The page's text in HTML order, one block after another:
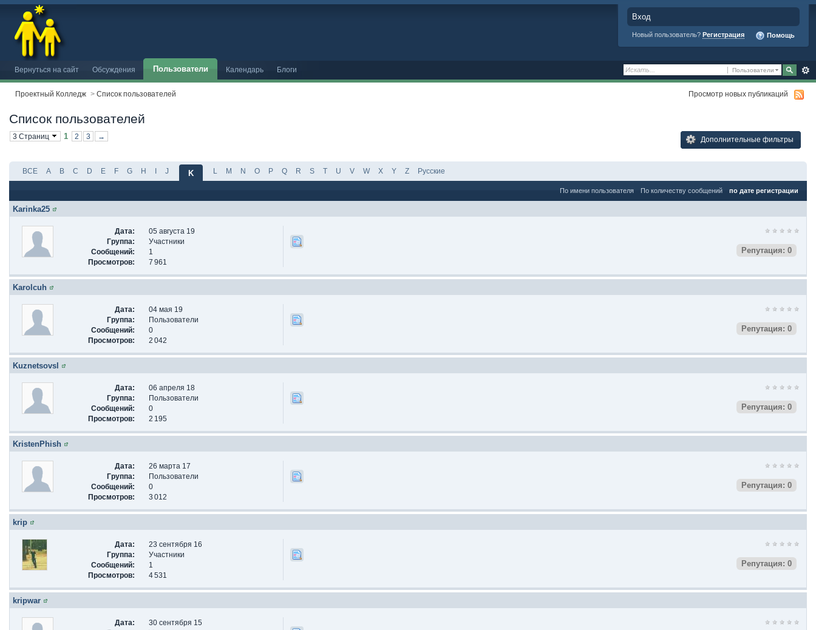
Вход
Новый пользователь? Регистрация Помощь
Пользователи
Вернуться на сайт Обсуждения Пользователи Календарь Блоги
Проектный Колледж > Список пользователей Просмотр новых публикаций
Список пользователей
3 Страниц 1 2 3 → Дополнительные фильтры
ВСЕ A B C D E F G H I J K L M N O P Q R S T U V W X Y Z Русские
По имени пользователя По количеству сообщений по дате регистрации
Karinka25
Дата:
05 августа 19
Группа:
Участники
Сообщений:
1
Просмотров:
7 961
Репутация: 0
Karolcuh
Дата:
04 мая 19
Группа:
Пользователи
Сообщений:
0
Просмотров:
2 042
Репутация: 0
Kuznetsovsl
Дата:
06 апреля 18
Группа:
Пользователи
Сообщений:
0
Просмотров:
2 195
Репутация: 0
KristenPhish
Дата:
26 марта 17
Группа:
Пользователи
Сообщений:
0
Просмотров:
3 012
Репутация: 0
krip
Дата:
23 сентября 16
Группа:
Участники
Сообщений:
1
Просмотров:
4 531
Репутация: 0
kripwar
Дата:
30 сентября 15